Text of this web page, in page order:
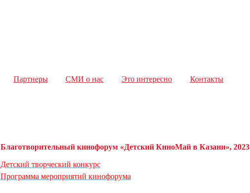
Партнеры СМИ о нас Это интересно Контакты
Благотворительный кинофорум «Детский КиноМай в Казани», 2023
Детский творческий конкурс
Программа мероприятий кинофорума